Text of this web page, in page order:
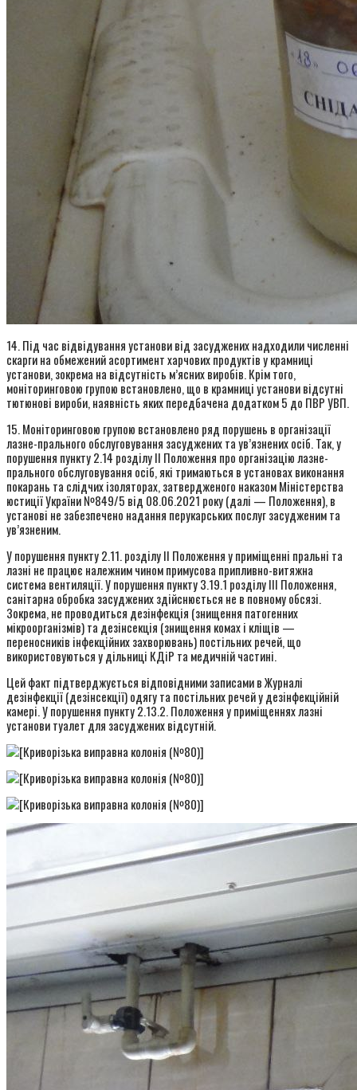
14. Під час відвідування установи від засуджених надходили численні
скарги на обмежений асортимент харчових продуктів у крамниці
установи, зокрема на відсутність м’ясних виробів. Крім того,
моніторинговою групою встановлено, що в крамниці установи відсутні
тютюнові вироби, наявність яких передбачена додатком 5 до ПВР УВП.
15. Моніторинговою групою встановлено ряд порушень в організації
лазне-прального обслуговування засуджених та ув’язнених осіб. Так, у
порушення пункту 2.14 розділу II Положення про організацію лазне-
прального обслуговування осіб, які тримаються в установах виконання
покарань та слідчих ізоляторах, затвердженого наказом Міністерства
юстиції України №849/5 від 08.06.2021 року (далі — Положення), в
установі не забезпечено надання перукарських послуг засудженим та
ув’язненим.
У порушення пункту 2.11. розділу II Положення у приміщенні пральні та
лазні не працює належним чином примусова припливно-витяжна
система вентиляції. У порушення пункту 3.19.1 розділу III Положення,
санітарна обробка засуджених здійснюється не в повному обсязі.
Зокрема, не проводиться дезінфекція (знищення патогенних
мікроорганізмів) та дезінсекція (знищення комах і кліщів —
переносників інфекційних захворювань) постільних речей, що
використовуються у дільниці КДіР та медичній частині.
Цей факт підтверджується відповідними записами в Журналі
дезінфекції (дезінсекції) одягу та постільних речей у дезінфекційній
камері. У порушення пункту 2.13.2. Положення у приміщеннях лазні
установи туалет для засуджених відсутній.